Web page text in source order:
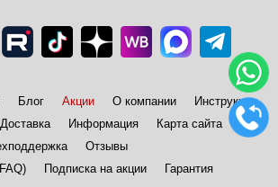
Блог Акции О компании
Инструкции
Доставка Информация
Карта сайта
Отзывы
Подписка на акции
Гарантия